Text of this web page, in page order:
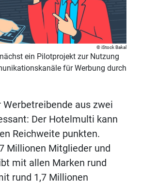
iStock Bakal
ein Pilotprojekt zur Nutzung
für Werbung durch
aus zwei
Der Hotelmulti kann
Reichweite punkten.
Millionen Mitglieder und
mit allen Marken rund
rund 1,7 Millionen